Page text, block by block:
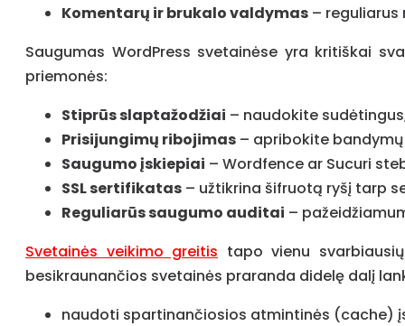
Komentarų ir brukalo valdymas –
Saugumas WordPress svetainėse yra kritiškai
priemonės:
Stiprūs slaptažodžiai – naudokite
Prisijungimų ribojimas – apribokite
Saugumo įskiepiai – Wordfence ar Sucuri
SSL sertifikatas – užtikrina šifruotą ryšį tarp
Reguliarūs saugumo auditai –
Svetainės veikimo greitis tapo vienu
besikraunančios svetainės praranda didelę dalį
naudoti spartinančiosios atmintinės (cache)